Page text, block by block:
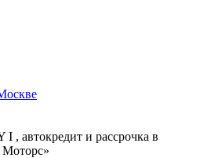
автокредит и рассрочка в
Моторс»